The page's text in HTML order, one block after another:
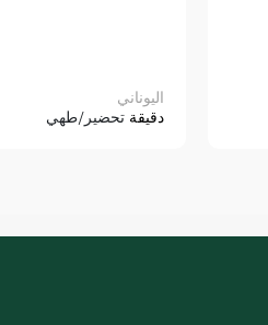
اليوناني
دقيقة تحضير/طهي